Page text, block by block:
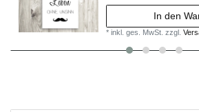
In den
*inkl. ges. MwSt. zzgl.